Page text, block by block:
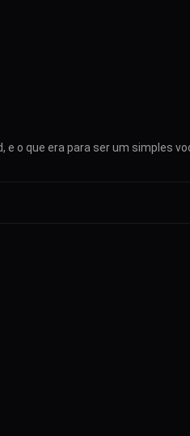
o que era para ser um simples